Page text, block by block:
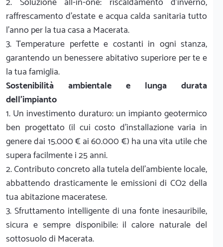
raffrescamento d'estate e acqua calda sanitaria tutto
l'anno per la tua casa a Macerata.
3. Temperature perfette e costanti in ogni stanza,
garantendo un benessere abitativo superiore per te e
la tua famiglia.
Sostenibilità ambientale e lunga durata
dell'impianto
1. Un investimento duraturo: un impianto geotermico
ben progettato (il cui costo d'installazione varia in
genere dai 15.000 € ai 60.000 €) ha una vita utile che
supera facilmente i 25 anni.
2. Contributo concreto alla tutela dell'ambiente locale,
abbattendo drasticamente le emissioni di CO2 della
tua abitazione maceratese.
3. Sfruttamento intelligente di una fonte inesauribile,
sicura e sempre disponibile: il calore naturale del
sottosuolo di Macerata.